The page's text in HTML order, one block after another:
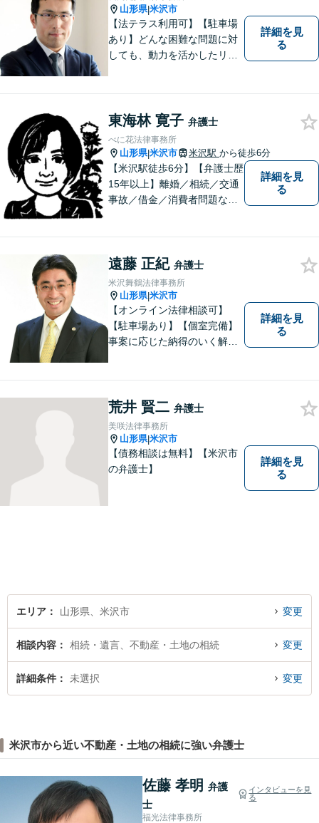
山形県|米沢市
【法テラス利用可】【駐車場
あり】どんな困難な問題に対
しても、動力を活かしたリー
るよう努力することで早期解
決を目指します。 お気軽にご
相談ください。
詳細を見
る
東海林 寛子 弁護士
べに花法律事務所
山形県|米沢市 米沢駅 から徒歩6分
【米沢駅徒歩6分】【弁護士歴
15年以上】離婚／相続／交通
事故／借金／消費者問題な
詳細を見
る
遠藤 正紀 弁護士
米沢舞鶴法律事務所
山形県|米沢市
【オンライン法律相談可】
【駐車場あり】【個室完備】
事案に応じた納得のいく解決
詳細を見
る
荒井 賢二 弁護士
美咲法律事務所
山形県|米沢市
【債務相談は無料】【米沢市
の弁護士】
詳細を見
る
エリア 山形県、米沢市 変更
相談内容 相続・遺言、不動産・土地の相続 変更
詳細条件 未選択 変更
米沢市から近い不動産・土地の相続に強い弁護士
佐藤 孝明 弁護
士
インタビューを見
る
福光法律事務所